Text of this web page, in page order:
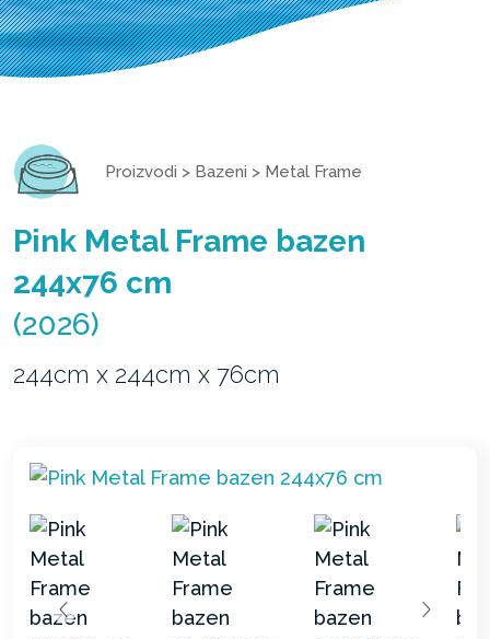
Proizvodi > Bazeni > Metal Frame
Pink Metal Frame bazen
244x76 cm
(2026)
244cm x 244cm x 76cm